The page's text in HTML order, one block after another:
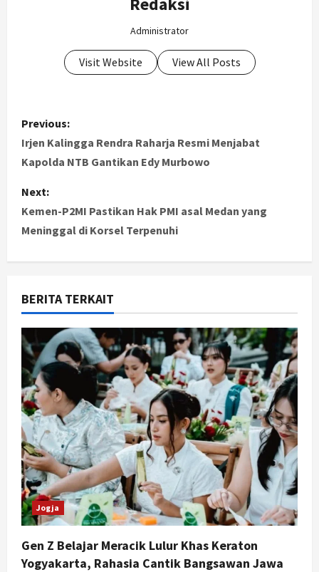
Administrator
Visit Website View All Posts
P
o
t
n
a
v
i
g
a
t
i
o
n
Previous:
Irjen Kalingga Rendra Raharja Resmi Menjabat
Kapolda NTB Gantikan Edy Murbowo
Next:
Kemen-P2MI Pastikan Hak PMI asal Medan yang
Meninggal di Korsel Terpenuhi
BERITA TERKAIT
Jogja
Gen Z Belajar Meracik Lulur Khas Keraton
Yogyakarta, Rahasia Cantik Bangsawan Jawa